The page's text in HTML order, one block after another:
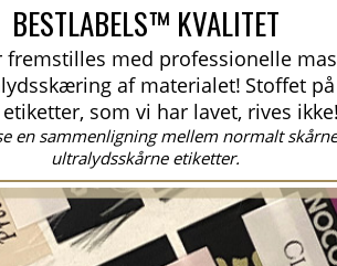
BESTLABELS™ KVALITET
fremstilles med professionelle
af materialet! Stoffet
som vi har lavet, rives
en sammenligning mellem normalt
ultralydsskårne etiketter.